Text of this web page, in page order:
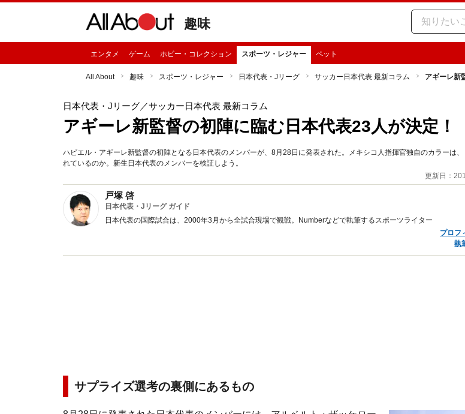
趣味
エンタメ ゲーム ホビー・コレクション スポーツ・レジャー ペット
All About 趣味 スポーツ・レジャー 日本代表・Jリーグ サッカー日本代表 最新コラム アギーレ新
日本代表・Jリーグ／サッカー日本代表 最新コラム
アギーレ新監督の初陣に臨む日本代表23人が決定！
ハビエル・アギーレ新監督の初陣となる日本代表のメンバーが、8月28日に発表された。メキシコ人指揮官独自のカラーは
れているのか。新生日本代表のメンバーを検証しよう。
更新日：
戸塚 啓
日本代表・Jリーグ ガイド
日本代表の国際試合は、2000年3月から全試合現場で観戦。Numberなどで執筆するスポーツライター
プロフ
執
サプライズ選考の裏側にあるもの